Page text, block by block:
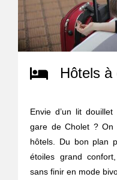
Hôtels
Envie d’un lit
gare de Cholet ? On
hôtels. Du bon plan
étoiles grand
sans finir en mode